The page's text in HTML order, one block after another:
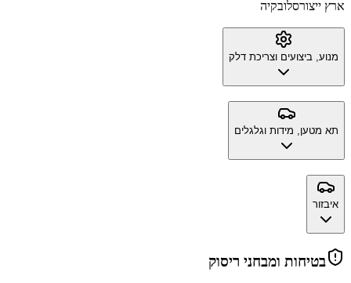
ארץ ייצורסלובקיה
מנוע, ביצועים וצריכת דלק
תא מטען, מידות וגלגלים
איבזור
בטיחות ומבחני ריסוק